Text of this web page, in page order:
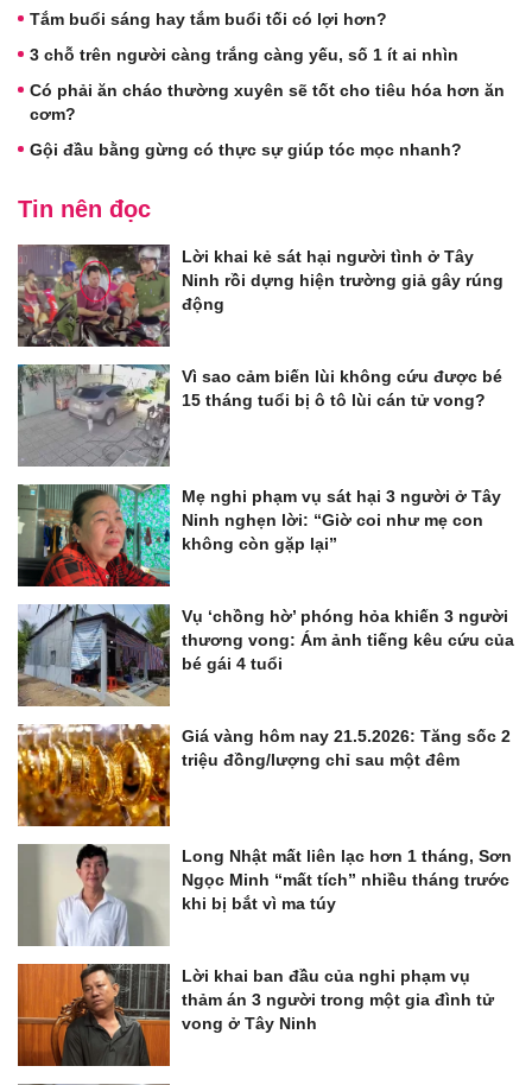
Tắm buổi sáng hay tắm buổi tối có lợi hơn?
3 chỗ trên người càng trắng càng yếu, số 1 ít ai nhìn
Có phải ăn cháo thường xuyên sẽ tốt cho tiêu hóa hơn ăn
cơm?
Gội đầu bằng gừng có thực sự giúp tóc mọc nhanh?
Tin nên đọc
Lời khai kẻ sát hại người tình ở Tây
Ninh rồi dựng hiện trường giả gây rúng
động
Vì sao cảm biến lùi không cứu được bé
15 tháng tuổi bị ô tô lùi cán tử vong?
Mẹ nghi phạm vụ sát hại 3 người ở Tây
Ninh nghẹn lời: “Giờ coi như mẹ con
không còn gặp lại”
Vụ ‘chồng hờ’ phóng hỏa khiến 3 người
thương vong: Ám ảnh tiếng kêu cứu của
bé gái 4 tuổi
Giá vàng hôm nay 21.5.2026: Tăng sốc 2
triệu đồng/lượng chỉ sau một đêm
Long Nhật mất liên lạc hơn 1 tháng, Sơn
Ngọc Minh “mất tích” nhiều tháng trước
khi bị bắt vì ma túy
Lời khai ban đầu của nghi phạm vụ
thảm án 3 người trong một gia đình tử
vong ở Tây Ninh